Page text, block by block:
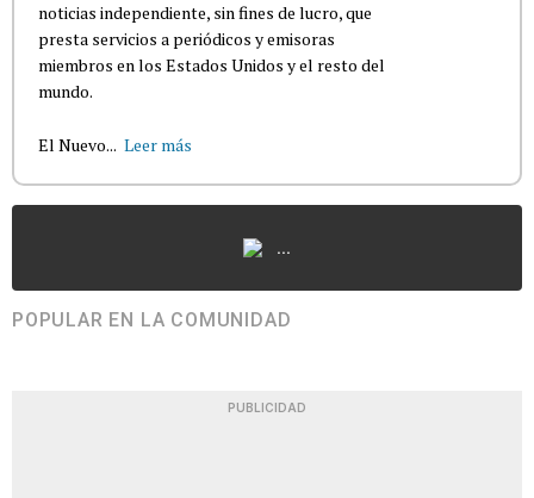
noticias independiente, sin fines de lucro, que
presta servicios a periódicos y emisoras
miembros en los Estados Unidos y el resto del
mundo.
El Nuevo... Leer más
...
POPULAR EN LA COMUNIDAD
PUBLICIDAD